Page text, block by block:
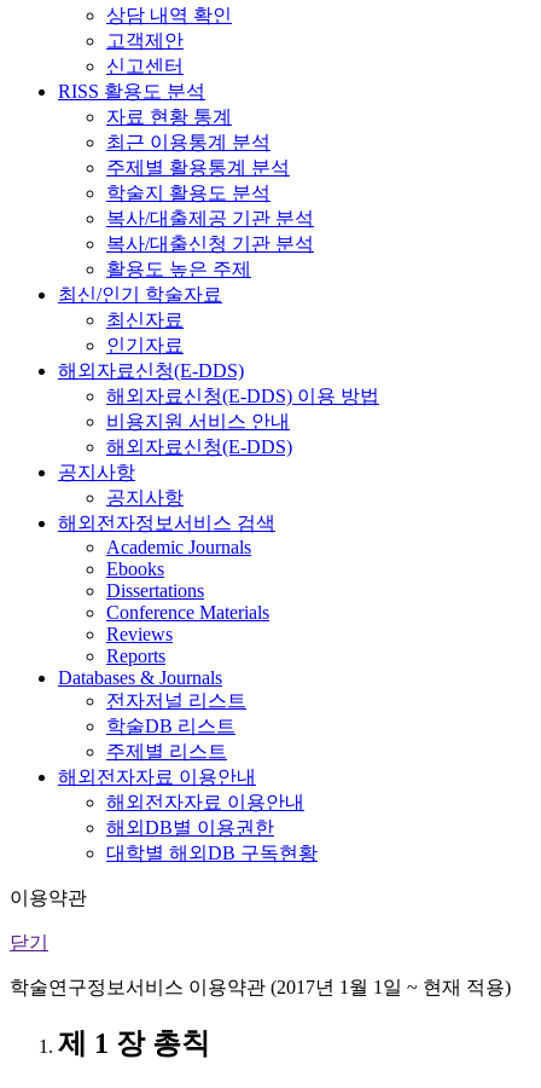
상담 내역 확인
고객제안
신고센터
RISS 활용도 분석
자료 현황 통계
최근 이용통계 분석
주제별 활용통계 분석
학술지 활용도 분석
복사/대출제공 기관 분석
복사/대출신청 기관 분석
활용도 높은 주제
최신/인기 학술자료
최신자료
인기자료
해외자료신청(E-DDS)
해외자료신청(E-DDS) 이용 방법
비용지원 서비스 안내
해외자료신청(E-DDS)
공지사항
공지사항
해외전자정보서비스 검색
Academic Journals
Ebooks
Dissertations
Conference Materials
Reviews
Reports
Databases & Journals
전자저널 리스트
학술DB 리스트
주제별 리스트
해외전자자료 이용안내
해외전자자료 이용안내
해외DB별 이용권한
대학별 해외DB 구독현황
이용약관
닫기
학술연구정보서비스 이용약관 (2017년 1월 1일 ~ 현재 적용)
제 1 장 총칙